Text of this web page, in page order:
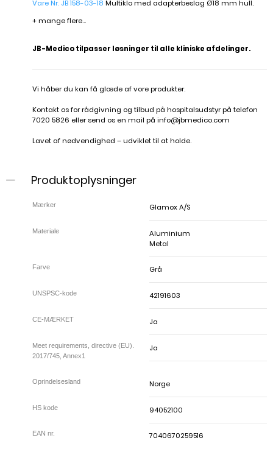
Vare Nr. JB 158-03-18 Multiklo med adapterbeslag Ø18 mm hull.
+ mange flere...
JB-Medico tilpasser løsninger til alle kliniske afdelinger.
Vi håber du kan få glæde af vore produkter.
Kontakt os for rådgivning og tilbud på hospitalsudstyr på telefon
7020 5826 eller send os en mail på info@jbmedico.com
Lavet af nødvendighed – udviklet til at holde.
Produktoplysninger
Glamox A/S
Aluminium
Metal
Grå
42191603
Ja
Ja
Norge
94052100
7040670259516